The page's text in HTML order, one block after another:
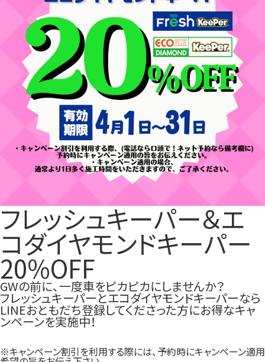
フレッシュキーパー＆エ
コダイヤモンドキーパー
20%OFF
GWの前に、一度車をピカピカにしませんか？
フレッシュキーパーとエコダイヤモンドキーパーなら
LINEおともだち登録してくださった方にお得なキャ
ンペーンを実施中！
※キャンペーン割引を利用する際には、予約時にキャンペーン適用